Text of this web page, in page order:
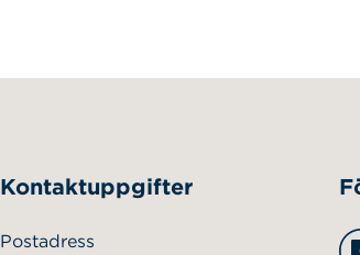
Kontaktuppgifter
Postadress